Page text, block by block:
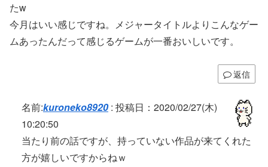
たw
今月はいい感じですね。メジャータイトルよりこんなゲー
ムあったんだって感じるゲームが一番おいしいです。
返信
名前:kuroneko8920: 投稿日：2020/02/27(木)
10:20:50
当たり前の話ですが、持っていない作品が来てくれた
方が嬉しいですからねｗ